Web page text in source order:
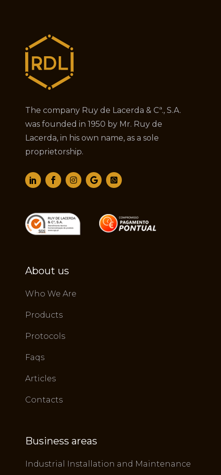
The company Ruy de Lacerda & Cª., S.A.
was founded in 1950 by Mr. Ruy de
Lacerda, in his own name, as a sole
proprietorship.
About us
Who We Are
Products
Protocols
Faqs
Articles
Contacts
Business areas
Industrial Installation and Maintenance